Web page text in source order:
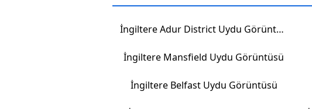
İngiltere Adur District Uydu Görüntüsü
İngiltere Mansfield Uydu Görüntüsü
İngiltere Belfast Uydu Görüntüsü